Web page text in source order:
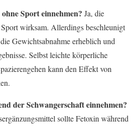
Sport einnehmen? Ja, die
wirksam. Allerdings beschleunigt
Gewichtsabnahme erheblich und
Selbst leichte körperliche
kann den Effekt von
der Schwangerschaft einnehmen?
sollte Fetoxin während